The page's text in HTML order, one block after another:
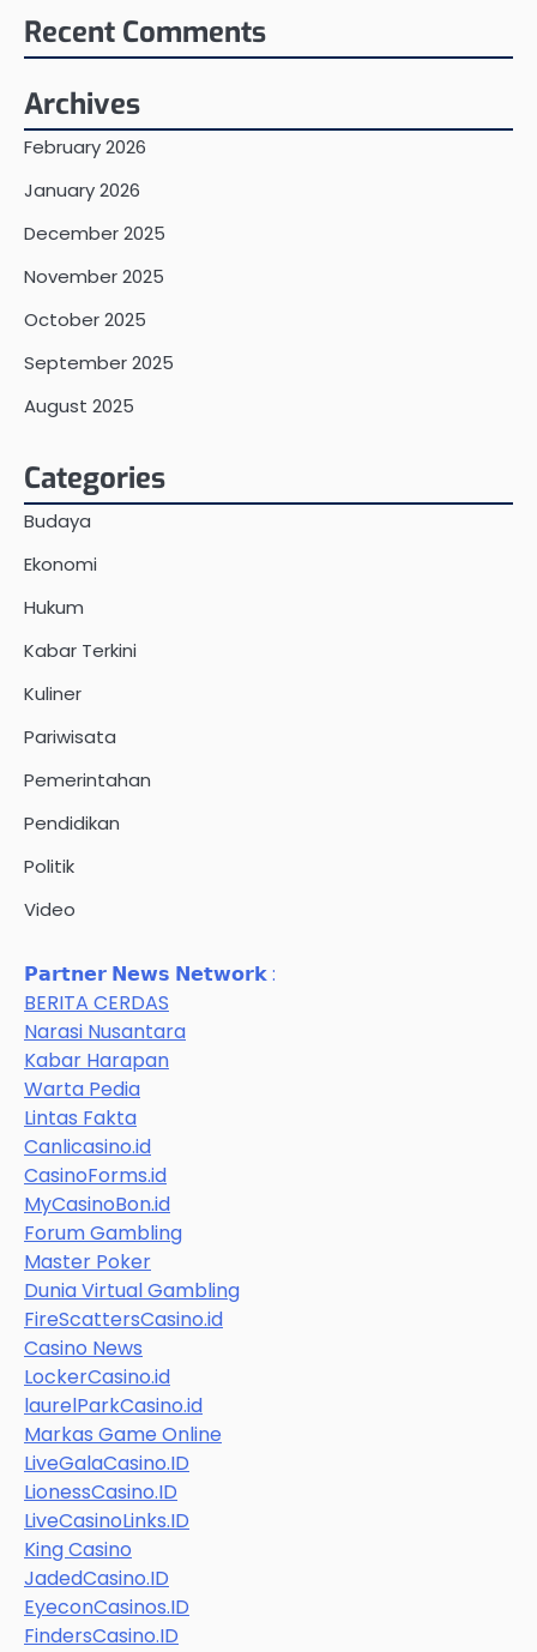
Recent Comments
Archives
February 2026
January 2026
December 2025
November 2025
October 2025
September 2025
August 2025
Categories
Budaya
Ekonomi
Hukum
Kabar Terkini
Kuliner
Pariwisata
Pemerintahan
Pendidikan
Politik
Video
𝗣𝗮𝗿𝘁𝗻𝗲𝗿 𝗡𝗲𝘄𝘀 𝗡𝗲𝘁𝘄𝗼𝗿𝗸 :
BERITA CERDAS
Narasi Nusantara
Kabar Harapan
Warta Pedia
Lintas Fakta
Canlicasino.id
CasinoForms.id
MyCasinoBon.id
Forum Gambling
Master Poker
Dunia Virtual Gambling
FireScattersCasino.id
Casino News
LockerCasino.id
laurelParkCasino.id
Markas Game Online
LiveGalaCasino.ID
LionessCasino.ID
LiveCasinoLinks.ID
King Casino
JadedCasino.ID
EyeconCasinos.ID
FindersCasino.ID